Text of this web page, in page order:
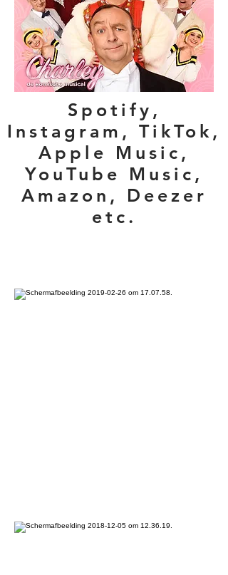
Spotify,
Instagram, TikTok,
Apple Music,
YouTube Music,
Amazon, Deezer
etc.